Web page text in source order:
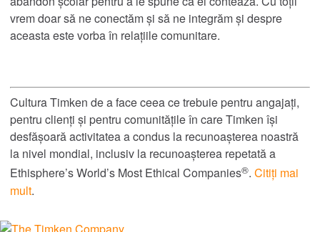
vrem doar să ne conectăm și să ne integrăm și despre
aceasta este vorba în relațiile comunitare.
Cultura Timken de a face ceea ce trebuie pentru angajați,
pentru clienți și pentru comunitățile în care Timken își
desfășoară activitatea a condus la recunoașterea noastră
la nivel mondial, inclusiv la recunoașterea repetată a
Ethisphere’s World’s Most Ethical Companies®. Citiți mai
mult.